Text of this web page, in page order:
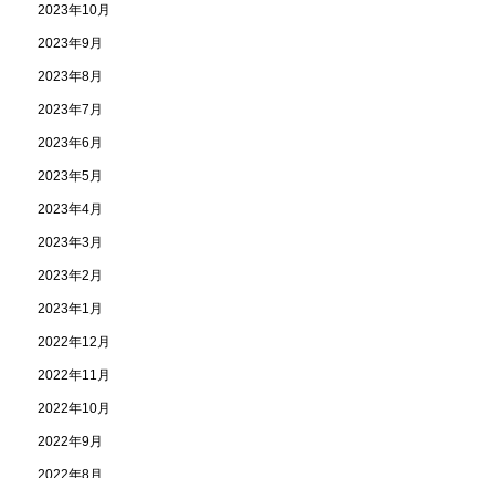
2023年10月
2023年9月
2023年8月
2023年7月
2023年6月
2023年5月
2023年4月
2023年3月
2023年2月
2023年1月
2022年12月
2022年11月
2022年10月
2022年9月
2022年8月